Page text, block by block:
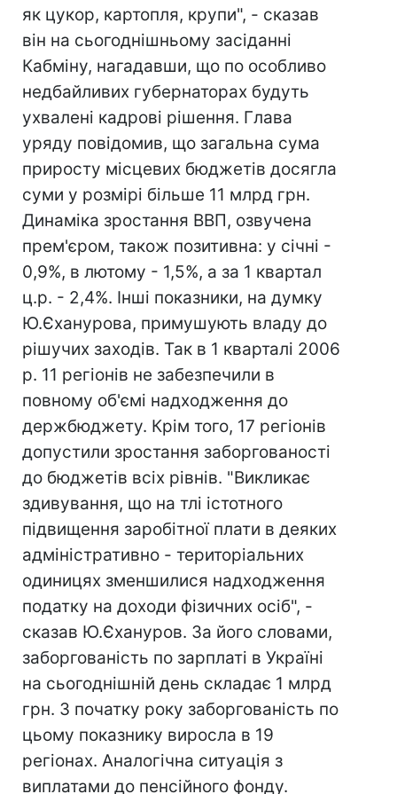
як цукор, картопля, крупи", - сказав
він на сьогоднішньому засіданні
Кабміну, нагадавши, що по особливо
недбайливих губернаторах будуть
ухвалені кадрові рішення. Глава
уряду повідомив, що загальна сума
приросту місцевих бюджетів досягла
суми у розмірі більше 11 млрд грн.
Динаміка зростання ВВП, озвучена
прем'єром, також позитивна: у січні -
0,9%, в лютому - 1,5%, а за 1 квартал
ц.р. - 2,4%. Інші показники, на думку
Ю.Єханурова, примушують владу до
рішучих заходів. Так в 1 кварталі 2006
р. 11 регіонів не забезпечили в
повному об'ємі надходження до
держбюджету. Крім того, 17 регіонів
допустили зростання заборгованості
до бюджетів всіх рівнів. "Викликає
здивування, що на тлі істотного
підвищення заробітної плати в деяких
адміністративно - територіальних
одиницях зменшилися надходження
податку на доходи фізичних осіб", -
сказав Ю.Єхануров. За його словами,
заборгованість по зарплаті в Україні
на сьогоднішній день складає 1 млрд
грн. З початку року заборгованість по
цьому показнику виросла в 19
регіонах. Аналогічна ситуація з
виплатами до пенсійного фонду.